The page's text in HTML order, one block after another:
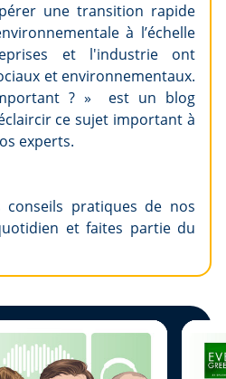
une transition rapide
à l’échelle
et l'industrie ont
et environnementaux.
? » est un blog
ce sujet important à
experts.
conseils pratiques de nos
et faites partie du